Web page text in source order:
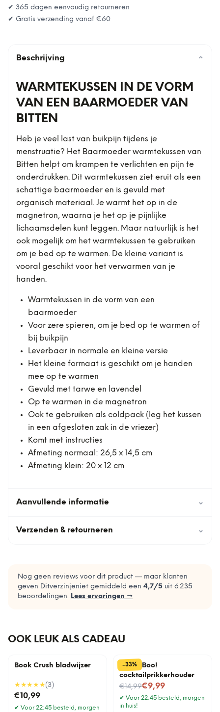
✔ 365 dagen eenvoudig retourneren
✔ Gratis verzending vanaf €60
Beschrijving ⌄
WARMTEKUSSEN IN DE VORM
VAN EEN BAARMOEDER VAN
BITTEN
Heb je veel last van buikpijn tijdens je
menstruatie? Het Baarmoeder warmtekussen van
Bitten helpt om krampen te verlichten en pijn te
onderdrukken. Dit warmtekussen ziet eruit als een
schattige baarmoeder en is gevuld met
organisch materiaal. Je warmt het op in de
magnetron, waarna je het op je pijnlijke
lichaamsdelen kunt leggen. Maar natuurlijk is het
ook mogelijk om het warmtekussen te gebruiken
om je bed op te warmen. De kleine variant is
vooral geschikt voor het verwarmen van je
handen.
Warmtekussen in de vorm van een
baarmoeder
Voor zere spieren, om je bed op te warmen of
bij buikpijn
Leverbaar in normale en kleine versie
Het kleine formaat is geschikt om je handen
mee op te warmen
Gevuld met tarwe en lavendel
Op te warmen in de magnetron
Ook te gebruiken als coldpack (leg het kussen
in een afgesloten zak in de vriezer)
Komt met instructies
Afmeting normaal: 26,5 x 14,5 cm
Afmeting klein: 20 x 12 cm
Aanvullende informatie ⌄
Verzenden & retourneren ⌄
Nog geen reviews voor dit product — maar klanten
geven Ditverzinjeniet gemiddeld een 4,7/5 uit 6.235
beoordelingen. Lees ervaringen →
OOK LEUK ALS CADEAU
Book Crush bladwijzer
★★★★★(3)
€10,99
✔ Voor 22:45 besteld, morgen
-33%
Pick a Boo!
cocktailprikkerhouder
€14,99
Nu voor€9,99
✔ Voor 22:45 besteld, morgen
in huis!